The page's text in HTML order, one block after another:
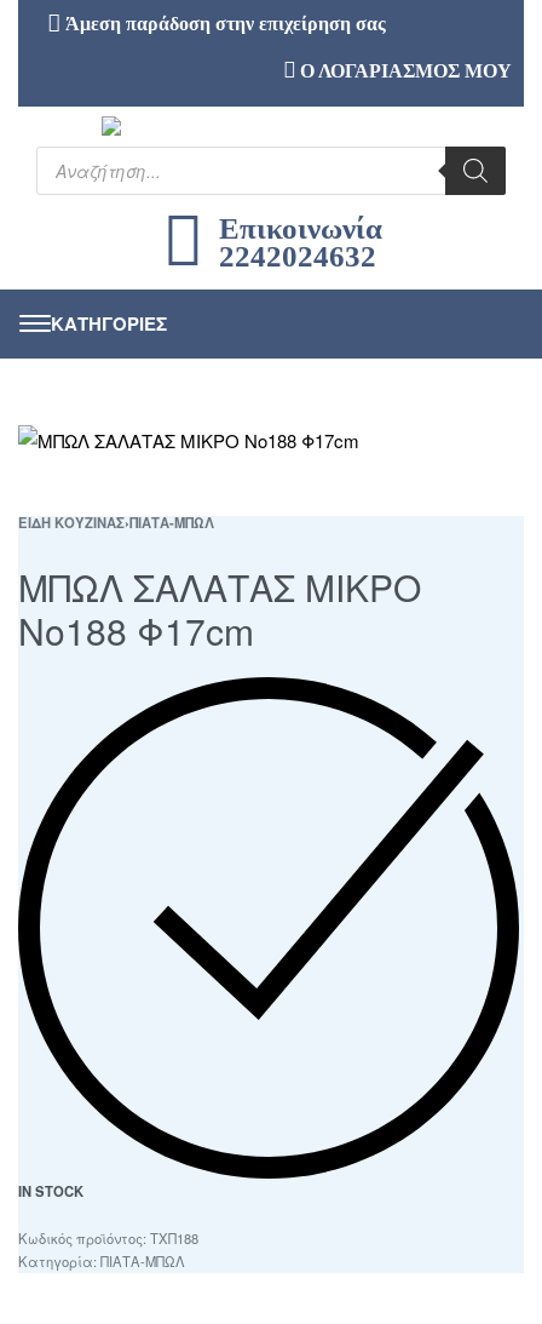
Άμεση παράδοση στην επιχείρηση σας
Ο ΛΟΓΑΡΙΑΣΜΟΣ ΜΟΥ
Επικοινωνία
2242024632
ΕΙΔΗ ΚΟΥΖΙΝΑΣ›ΠΙΑΤΑ-ΜΠΩΛ
ΜΠΩΛ ΣΑΛΑΤΑΣ ΜΙΚΡΟ
Νο188 Φ17cm
IN STOCK
ΤΧΠ188
Κατηγορία: ΠΙΑΤΑ-ΜΠΩΛ